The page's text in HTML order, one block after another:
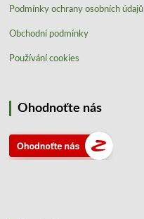
Podmínky ochrany osobních údajů
Obchodní podmínky
Používání cookies
Ohodnoťte nás